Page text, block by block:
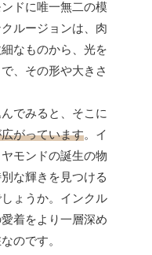
ドに唯一無二の模
ルージョンは、肉
なものから、光を
、その形や大きさ
でみると、そこに
がっています。イ
モンドの誕生の物
な輝きを見つける
ょうか。インクル
着をより一層深め
のです。